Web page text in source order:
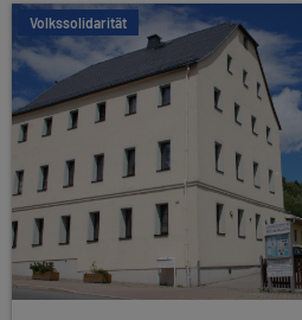
Volkssolidarität